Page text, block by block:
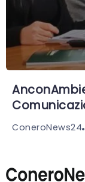
ConeroNews24